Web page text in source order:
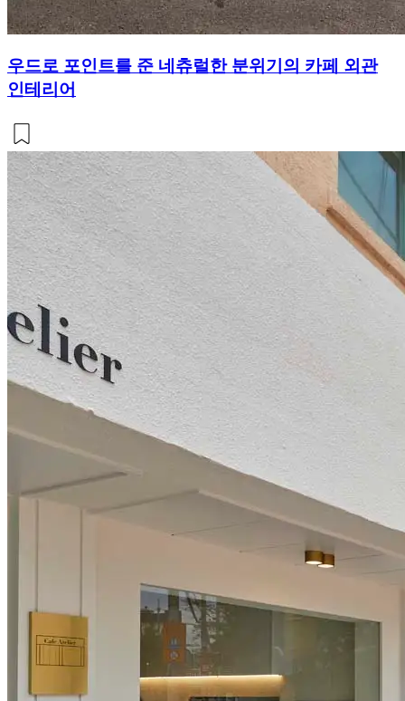
우드로 포인트를 준 네츄럴한 분위기의 카페 외관
인테리어